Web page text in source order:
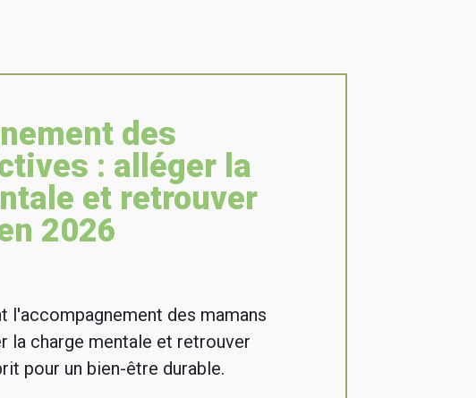
des
: alléger la
et retrouver
2026
l'accompagnement des mamans
la charge mentale et retrouver
pour un bien-être durable.